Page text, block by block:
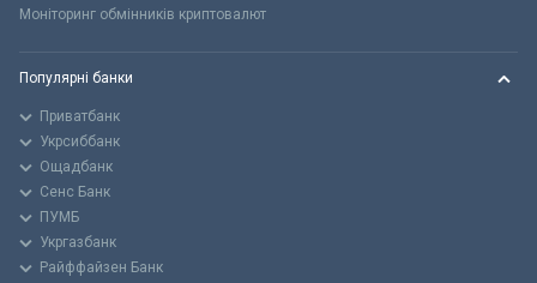
Моніторинг обмінників криптовалют
Популярні банки
Приватбанк
Укрсиббанк
Ощадбанк
Сенс Банк
ПУМБ
Укргазбанк
Райффайзен Банк